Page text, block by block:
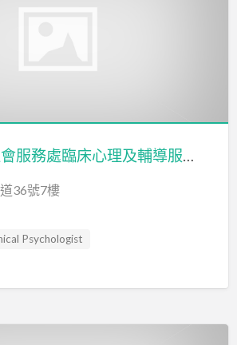
浸信會愛群社會服務處臨床心理及輔導服務 (藝術治療) Baptist Oi Kwan Social Service Clinical Psychological and Counseling Services-Arts Therapy
36號7樓
Psychologist